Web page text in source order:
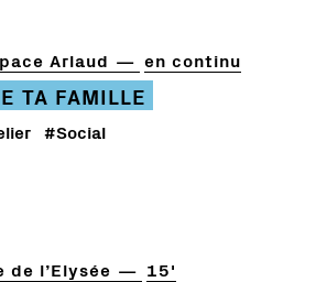
Arlaud en continu
TA FAMILLE
#Social
de l’Elysée 15'